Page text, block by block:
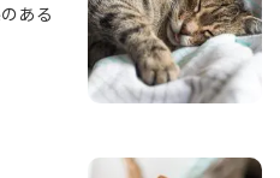
ある